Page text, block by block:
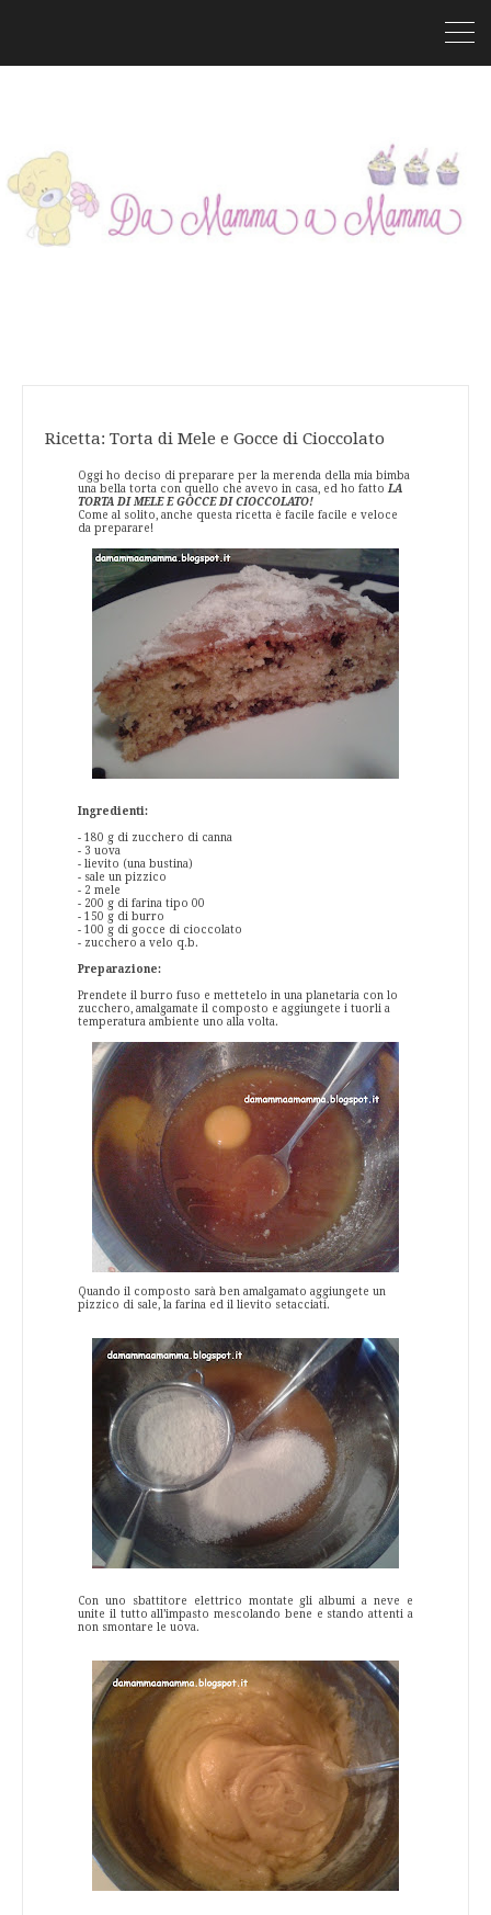
Ricetta: Torta di Mele e Gocce di Cioccolato
Oggi ho deciso di preparare per la merenda della mia bimba
una bella torta con quello che avevo in casa, ed ho fatto LA
TORTA DI MELE E GOCCE DI CIOCCOLATO!
Come al solito, anche questa ricetta è facile facile e veloce
da preparare!
Ingredienti:
- 180 g di zucchero di canna
- 3 uova
- lievito (una bustina)
- sale un pizzico
- 2 mele
- 200 g di farina tipo 00
- 150 g di burro
- 100 g di gocce di cioccolato
- zucchero a velo q.b.
Preparazione:
Prendete il burro fuso e mettetelo in una planetaria con lo
zucchero, amalgamate il composto e aggiungete i tuorli a
temperatura ambiente uno alla volta.
Quando il composto sarà ben amalgamato aggiungete un
pizzico di sale, la farina ed il lievito setacciati.
Con uno sbattitore elettrico montate gli albumi a neve e
unite il tutto all’impasto mescolando bene e stando attenti a
non smontare le uova.